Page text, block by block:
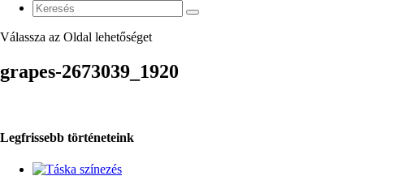
Válassza az Oldal lehetőséget
grapes-2673039_1920
Legfrissebb történeteink